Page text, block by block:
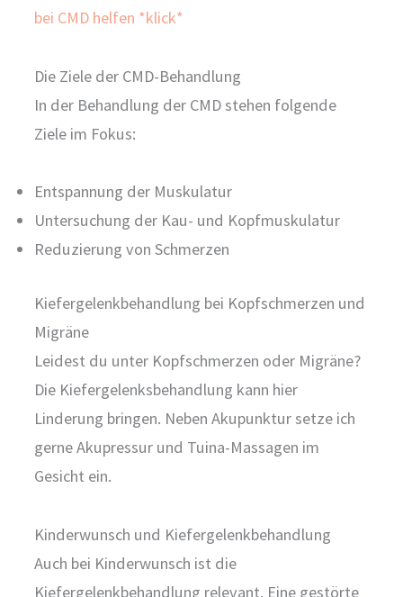
bei CMD helfen *klick*
Die Ziele der CMD-Behandlung
In der Behandlung der CMD stehen folgende
Ziele im Fokus:
Entspannung der Muskulatur
Untersuchung der Kau- und Kopfmuskulatur
Reduzierung von Schmerzen
Kiefergelenkbehandlung bei Kopfschmerzen und
Migräne
Leidest du unter Kopfschmerzen oder Migräne?
Die Kiefergelenksbehandlung kann hier
Linderung bringen. Neben Akupunktur setze ich
gerne Akupressur und Tuina-Massagen im
Gesicht ein.
Kinderwunsch und Kiefergelenkbehandlung
Auch bei Kinderwunsch ist die
Kiefergelenkbehandlung relevant. Eine gestörte